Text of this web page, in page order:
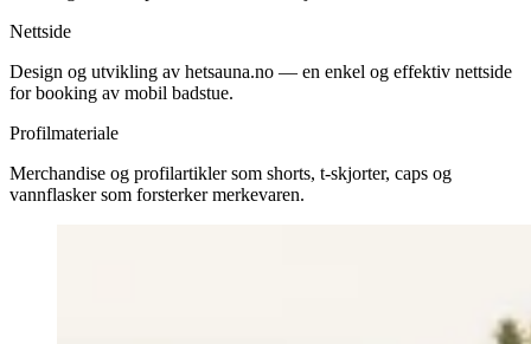
Nettside
Design og utvikling av hetsauna.no — en enkel og effektiv nettside
for booking av mobil badstue.
Profilmateriale
Merchandise og profilartikler som shorts, t-skjorter, caps og
vannflasker som forsterker merkevaren.